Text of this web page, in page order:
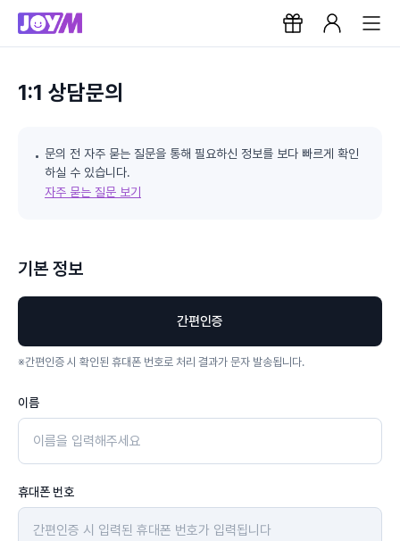
1:1 상담문의
문의 전 자주 묻는 질문을 통해 필요하신 정보를 보다 빠르게 확인
하실 수 있습니다.
자주 묻는 질문 보기
기본 정보
간편인증
※간편인증 시 확인된 휴대폰 번호로 처리 결과가 문자 발송됩니다.
이름
휴대폰 번호